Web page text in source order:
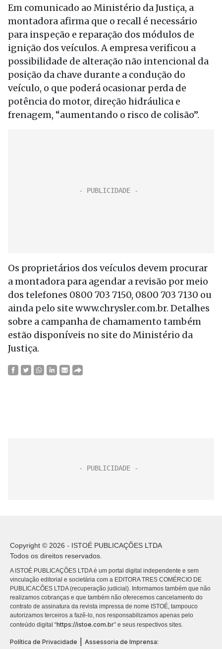
Em comunicado ao Ministério da Justiça, a
montadora afirma que o recall é necessário
para inspeção e reparação dos módulos de
ignição dos veículos. A empresa verificou a
possibilidade de alteração não intencional da
posição da chave durante a condução do
veículo, o que poderá ocasionar perda de
potência do motor, direção hidráulica e
frenagem, “aumentando o risco de colisão”.
Os proprietários dos veículos devem procurar
a montadora para agendar a revisão por meio
dos telefones 0800 703 7150, 0800 703 7130 ou
ainda pelo site www.chrysler.com.br. Detalhes
sobre a campanha de chamamento também
estão disponíveis no site do Ministério da
Justiça.
Copyright © 2026 - ISTOÉ PUBLICAÇÕES LTDA
Todos os direitos reservados.
A ISTOÉ PUBLICAÇÕES LTDA é um portal digital independente e sem
vinculação editorial e societária com a EDITORA TRES COMÉRCIO DE
PUBLICACÕES LTDA (recuperação judicial). Informamos também que não
realizamos cobranças e que também não oferecemos cancelamento do
contrato de assinatura da revista impressa de nome ISTOÉ, tampouco
autorizamos terceiros a fazê-lo, nos responsabilizamos apenas pelo
conteúdo digital “https://istoe.com.br” e seus respectivos sites.
Política de Privacidade Assessoria de Imprensa: